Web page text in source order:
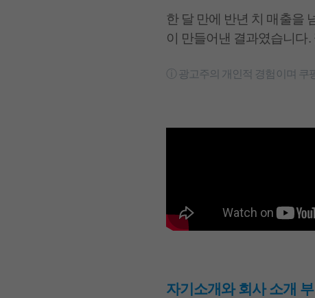
한 달 만에 반년 치 매출을
이 만들어낸 결과였습니다
ⓘ 광고주의 개인적 경험이며 쿠
자기소개와 회사 소개